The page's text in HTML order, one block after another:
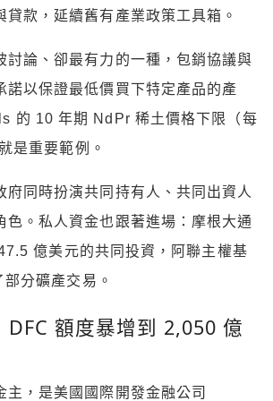
貸款，延續舊有產業政策工具箱。
討論、卻最有力的一種，包銷協議與
諾以保證最低價買下特定產品的產
的 10 年期 NdPr 稀土價格下限（每
是重要範例。
府同時扮演共同持有人、共同出資人
色。私人資金也跟著進場：摩根大通
億美元的共同投資，阿聯主權基
分礦產交易。
DFC 額度暴增到 2,050 億
主，是美國國際開發金融公司